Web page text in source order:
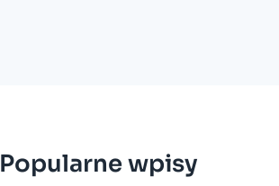
Popularne wpisy